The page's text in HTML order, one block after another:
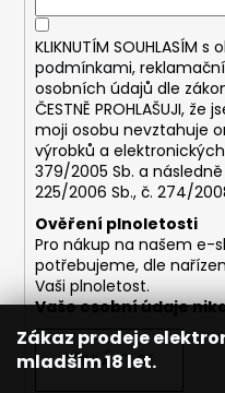
Zákaz prodeje
mladším 18 let.
KLIKNUTÍM SOUHLASÍM s
podmínkami,
osobních údajů dle
ČESTNĚ PROHLAŠUJI,
moji osobu nevztahuje
výrobků a
379/2005 Sb. a
225/2006 Sb., č. 274/
Ověření plnoletosti
Pro nákup na našem e-
potřebujeme, dle
Vaši plnoletost.
Vaše osobní údaje
PŘIHLÁSIT SE